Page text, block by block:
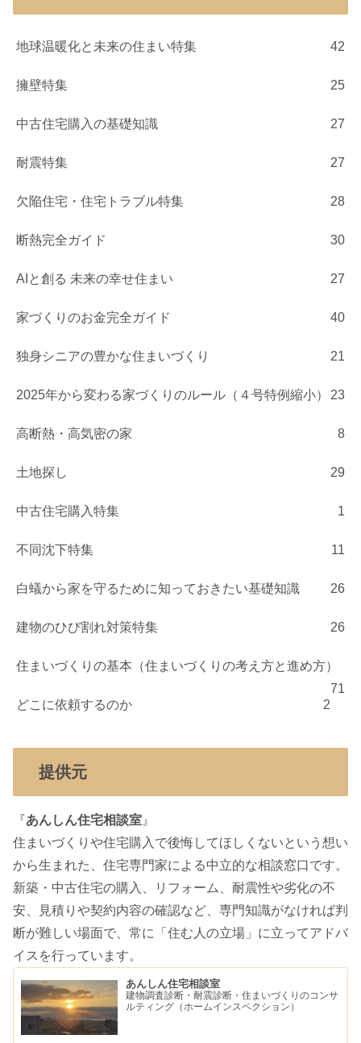
地球温暖化と未来の住まい特集 42
擁壁特集 25
中古住宅購入の基礎知識 27
耐震特集 27
欠陥住宅・住宅トラブル特集 28
断熱完全ガイド 30
AIと創る 未来の幸せ住まい 27
家づくりのお金完全ガイド 40
独身シニアの豊かな住まいづくり 21
2025年から変わる家づくりのルール（４号特例縮小） 23
高断熱・高気密の家 8
土地探し 29
中古住宅購入特集 1
不同沈下特集 11
白蟻から家を守るために知っておきたい基礎知識 26
建物のひび割れ対策特集 26
住まいづくりの基本（住まいづくりの考え方と進め方）
71
どこに依頼するのか
2
提供元
『あんしん住宅相談室 』
住まいづくりや住宅購入で後悔してほしくないという想い
から生まれた、住宅専門家による中立的な相談窓口です。
新築・中古住宅の購入、リフォーム、耐震性や劣化の不
安、見積りや契約内容の確認など、専門知識がなければ判
断が難しい場面で、常に「住む人の立場」に立ってアドバ
イスを行っています。
あんしん住宅相談室
建物調査診断・耐震診断・住まいづくりのコンサ
ルティング（ホームインスペクション）